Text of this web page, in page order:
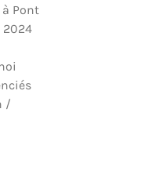
à Pont
2024
/